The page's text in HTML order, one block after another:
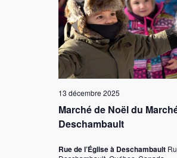
Marché de Noël du
Deschambault
13 décembre 2025
Rue de l’Église à Deschambault